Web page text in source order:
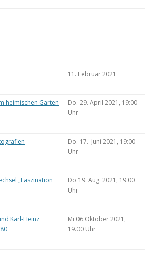
11. Februar 2021
heimischen Garten
Do. 29. April 2021, 19:00
Uhr
Do. 17. Juni 2021, 19:00
Uhr
„Faszination
Do 19. Aug. 2021, 19:00
Uhr
Karl-Heinz
Mi 06.Oktober 2021,
19.00 Uhr